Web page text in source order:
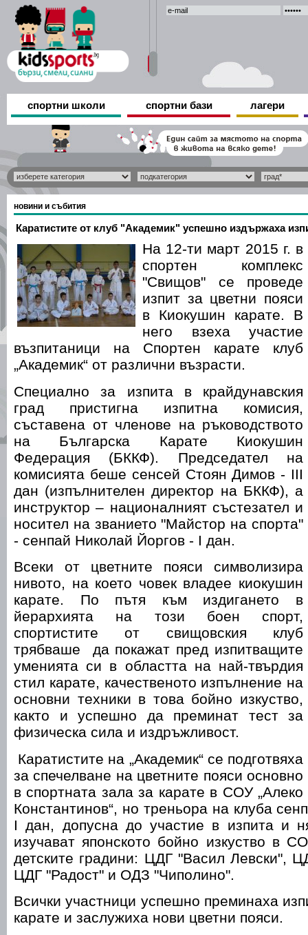
спортни школи спортни бази лагери
новини и събития
Каратистите от клуб "Академик" успешно издържаха
На 12-ти март 2015 г. в
спортен комплекс
"Свищов" се проведе
изпит за цветни пояси
в Киокушин карате. В
него взеха участие
възпитаници на Спортен карате клуб
„Академик“ от различни възрасти.
Специално за изпита в крайдунавския
град пристигна изпитна комисия,
съставена от членове на ръководството
на Българска Карате Киокушин
Федерация (БККФ). Председател на
комисията беше сенсей Стоян Димов - III
дан (изпълнителен директор на БККФ), а
инструктор – националният състезател и
носител на званието "Майстор на спорта"
- сенпай Николай Йоргов - I дан.
Всеки от цветните пояси символизира
нивото, на което човек владее киокушин
карате. По пътя към издигането в
йерархията на този боен спорт,
спортистите от свищовския клуб
трябваше да покажат пред изпитващите
уменията си в областта на най-твърдия
стил карате, качественото изпълнение на
основни техники в това бойно изкуство,
както и успешно да преминат тест за
физическа сила и издръжливост.
Каратистите на „Академик“ се подготвяха
за спечелване на цветните пояси основно
в спортната зала за карате в СОУ „Алеко
Константинов“, но треньора на клуба
I дан, допусна до участие в изпита и
изучават японското бойно изкуство в
детските градини: ЦДГ "Васил Левски",
ЦДГ "Радост" и ОДЗ "Чиполино".
Всички участници успешно преминаха
карате и заслужиха нови цветни пояси.